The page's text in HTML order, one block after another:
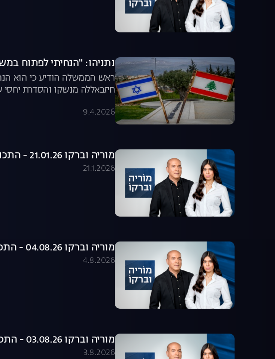
נתניהו: "הנחיתי לפתוח
ראש הממשלה הודיע כי הוא
חיזבאללה מנשקו והסדרת יחסי
9.4.2026
מוריה וברקו 21.01.26 - התכנית המלאה
21.1.2026
מוריה וברקו 04.08.26 - התכנית המלאה
4.8.2026
מוריה וברקו 03.08.26 - התכנית המלאה
3.8.2026